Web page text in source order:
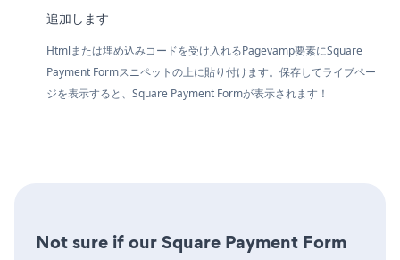
追加します
Htmlまたは埋め込みコードを受け入れるPagevamp要素にSquare
Payment Formスニペットの上に貼り付けます。保存してライブペー
ジを表示すると、Square Payment Formが表示されます！
Not sure if our Square Payment Form